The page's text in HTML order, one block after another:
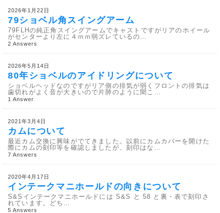
2026年1月22日
79ショベル角スイングアーム
79FLHの純正角スイングアームでキャストですがリアのホイール
がセンターより左に４ｍｍ弱ズレているの…
2 Answers
2026年5月14日
80年ショベルのアイドリングについて
ショベルヘッドなのですがリア側の排気が弱くフロントの排気は
歯切れがよく音が大きいので片肺のように聞こ…
1 Answer
2021年3月4日
カムについて
最近カム交換に興味がでてきました。以前にカムカバーを開けた
際にカムの刻印等を確認しましたが、刻印はな…
7 Answers
2020年4月17日
インテークマニホールドの向きについて
S&Sインテークマニホールドには S&S と 58 と裏・表で刻印さ
れています。どち…
5 Answers